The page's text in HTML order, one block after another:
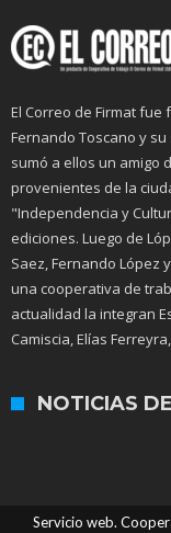
El Correo de Firmat fue
Fernando Toscano y
sumó a ellos un amigo
provenientes de la
"Independencia y
ediciones. Luego de
Saez, Fernando López
una cooperativa de
actualidad la integran
Camiscia, Elías
NOTICIAS
Servicio web.